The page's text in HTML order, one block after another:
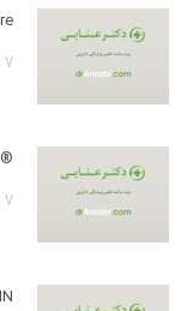
7 مرداد, 1390 - 29 ژوئیه, 2011
® BELARA
7 مرداد, 1390 - 29 ژوئیه, 2011